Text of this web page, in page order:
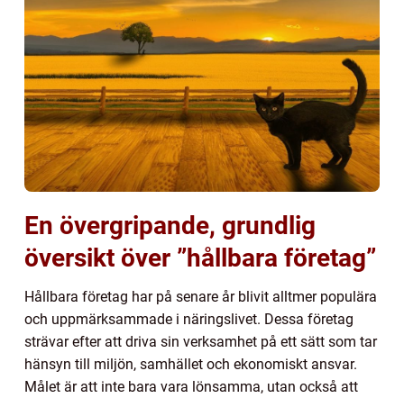
En övergripande, grundlig
översikt över ”hållbara företag”
Hållbara företag har på senare år blivit alltmer populära
och uppmärksammade i näringslivet. Dessa företag
strävar efter att driva sin verksamhet på ett sätt som tar
hänsyn till miljön, samhället och ekonomiskt ansvar.
Målet är att inte bara vara lönsamma, utan också att